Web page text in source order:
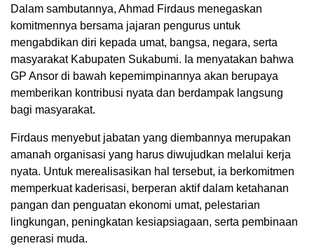
Dalam sambutannya, Ahmad Firdaus menegaskan
komitmennya bersama jajaran pengurus untuk
mengabdikan diri kepada umat, bangsa, negara, serta
masyarakat Kabupaten Sukabumi. Ia menyatakan bahwa
GP Ansor di bawah kepemimpinannya akan berupaya
memberikan kontribusi nyata dan berdampak langsung
bagi masyarakat.
Firdaus menyebut jabatan yang diembannya merupakan
amanah organisasi yang harus diwujudkan melalui kerja
nyata. Untuk merealisasikan hal tersebut, ia berkomitmen
memperkuat kaderisasi, berperan aktif dalam ketahanan
pangan dan penguatan ekonomi umat, pelestarian
lingkungan, peningkatan kesiapsiagaan, serta pembinaan
generasi muda.